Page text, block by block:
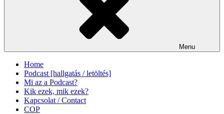
Menu
Home
Podcast [hallgatás / letöltés]
Mi az a Podcast?
Kik ezek, mik ezek?
Kapcsolat / Contact
COP